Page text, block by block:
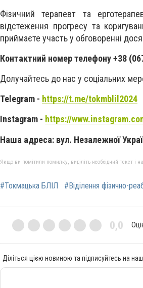
Фізичний терапевт та
відстеження прогресу та
приймаєте участь у обговоренні
Контактний номер телефону +38
Долучайтесь до нас у соціальних
Telegram - https://t.me/tokmblil2024
Instagram - https://
Наша адреса: вул. Незалежної
Якщо ви помітили помилку, виділіть необхідний текст і
#Токмацька БЛІЛ #Віділення фізично-
0,0
Діліться цією новиною та підписуйтесь на